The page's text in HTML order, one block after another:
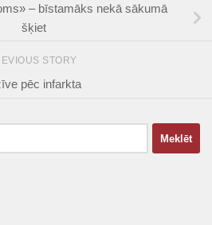
– bīstamāks nekā sākumā
šķiet
STORY
pēc infarkta